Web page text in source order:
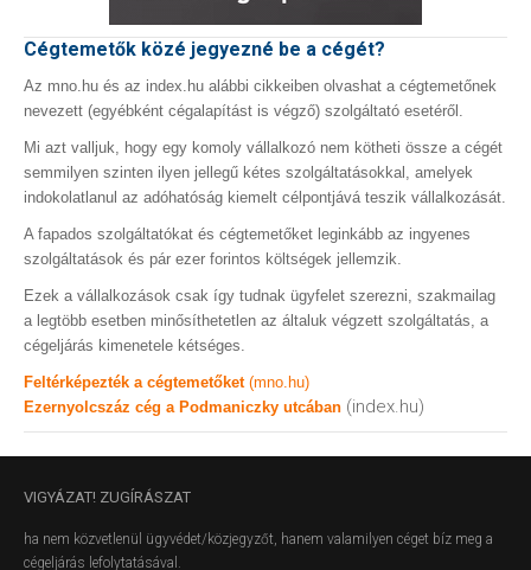
Cégtemetők közé jegyezné be a cégét?
Az mno.hu és az index.hu alábbi cikkeiben olvashat a cégtemetőnek
nevezett (egyébként cégalapítást is végző) szolgáltató esetéről.
Mi azt valljuk, hogy egy komoly vállalkozó nem kötheti össze a cégét
semmilyen szinten ilyen jellegű kétes szolgáltatásokkal, amelyek
indokolatlanul az adóhatóság kiemelt célpontjává teszik vállalkozását.
A fapados szolgáltatókat és cégtemetőket leginkább az ingyenes
szolgáltatások és pár ezer forintos költségek jellemzik.
Ezek a vállalkozások csak így tudnak ügyfelet szerezni, szakmailag
a legtöbb esetben minősíthetetlen az általuk végzett szolgáltatás, a
cégeljárás kimenetele kétséges.
Feltérképezték a cégtemetőket (mno.hu)
Ezernyolcszáz cég a Podmaniczky utcában (index.hu)
VIGYÁZAT! ZUGÍRÁSZAT
ha nem közvetlenül ügyvédet/közjegyzőt, hanem valamilyen céget bíz meg a
cégeljárás lefolytatásával.